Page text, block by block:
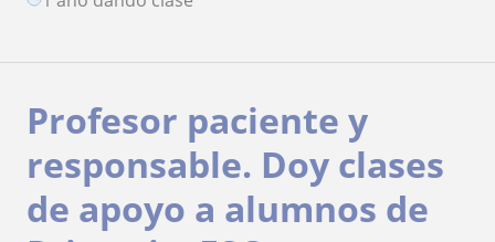
Profesor paciente y
responsable. Doy clases
de apoyo a alumnos de